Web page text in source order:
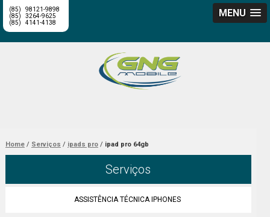
MENU
(85)
98121-9898
(85)
3264-9625
(85)
4141-4138
Home Serviços ipads pro ipad pro 64gb
Serviços
ASSISTÊNCIA TÉCNICA IPHONES